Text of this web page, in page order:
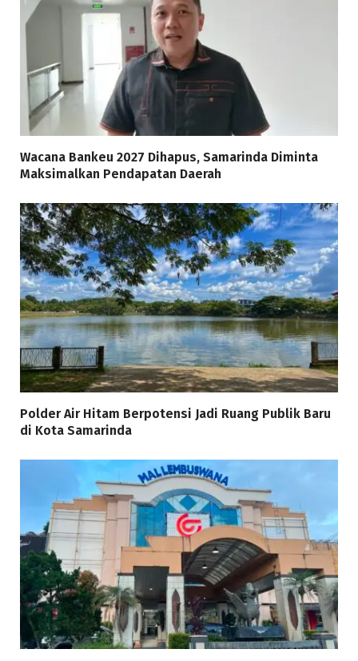
Wacana Bankeu 2027 Dihapus, Samarinda Diminta
Maksimalkan Pendapatan Daerah
Polder Air Hitam Berpotensi Jadi Ruang Publik Baru
di Kota Samarinda